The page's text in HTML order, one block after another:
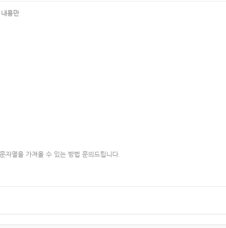
용만
자열을 가져올 수 있는 방법 문의드립니다.